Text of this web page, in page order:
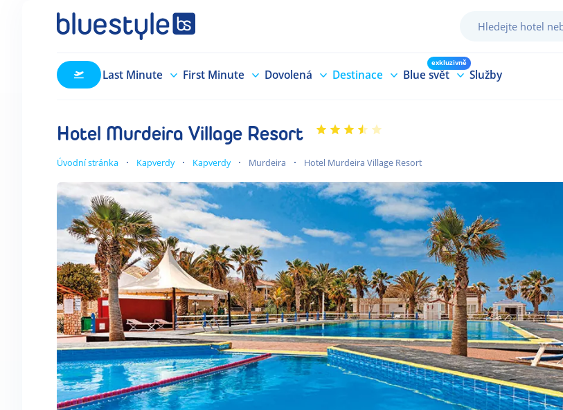
Last Minute First Minute Dovolená Destinace Blue svět
exkluzivně
Služby
Hotel Murdeira Village Resort
Úvodní stránka Kapverdy Kapverdy Murdeira Hotel Murdeira Village Resort